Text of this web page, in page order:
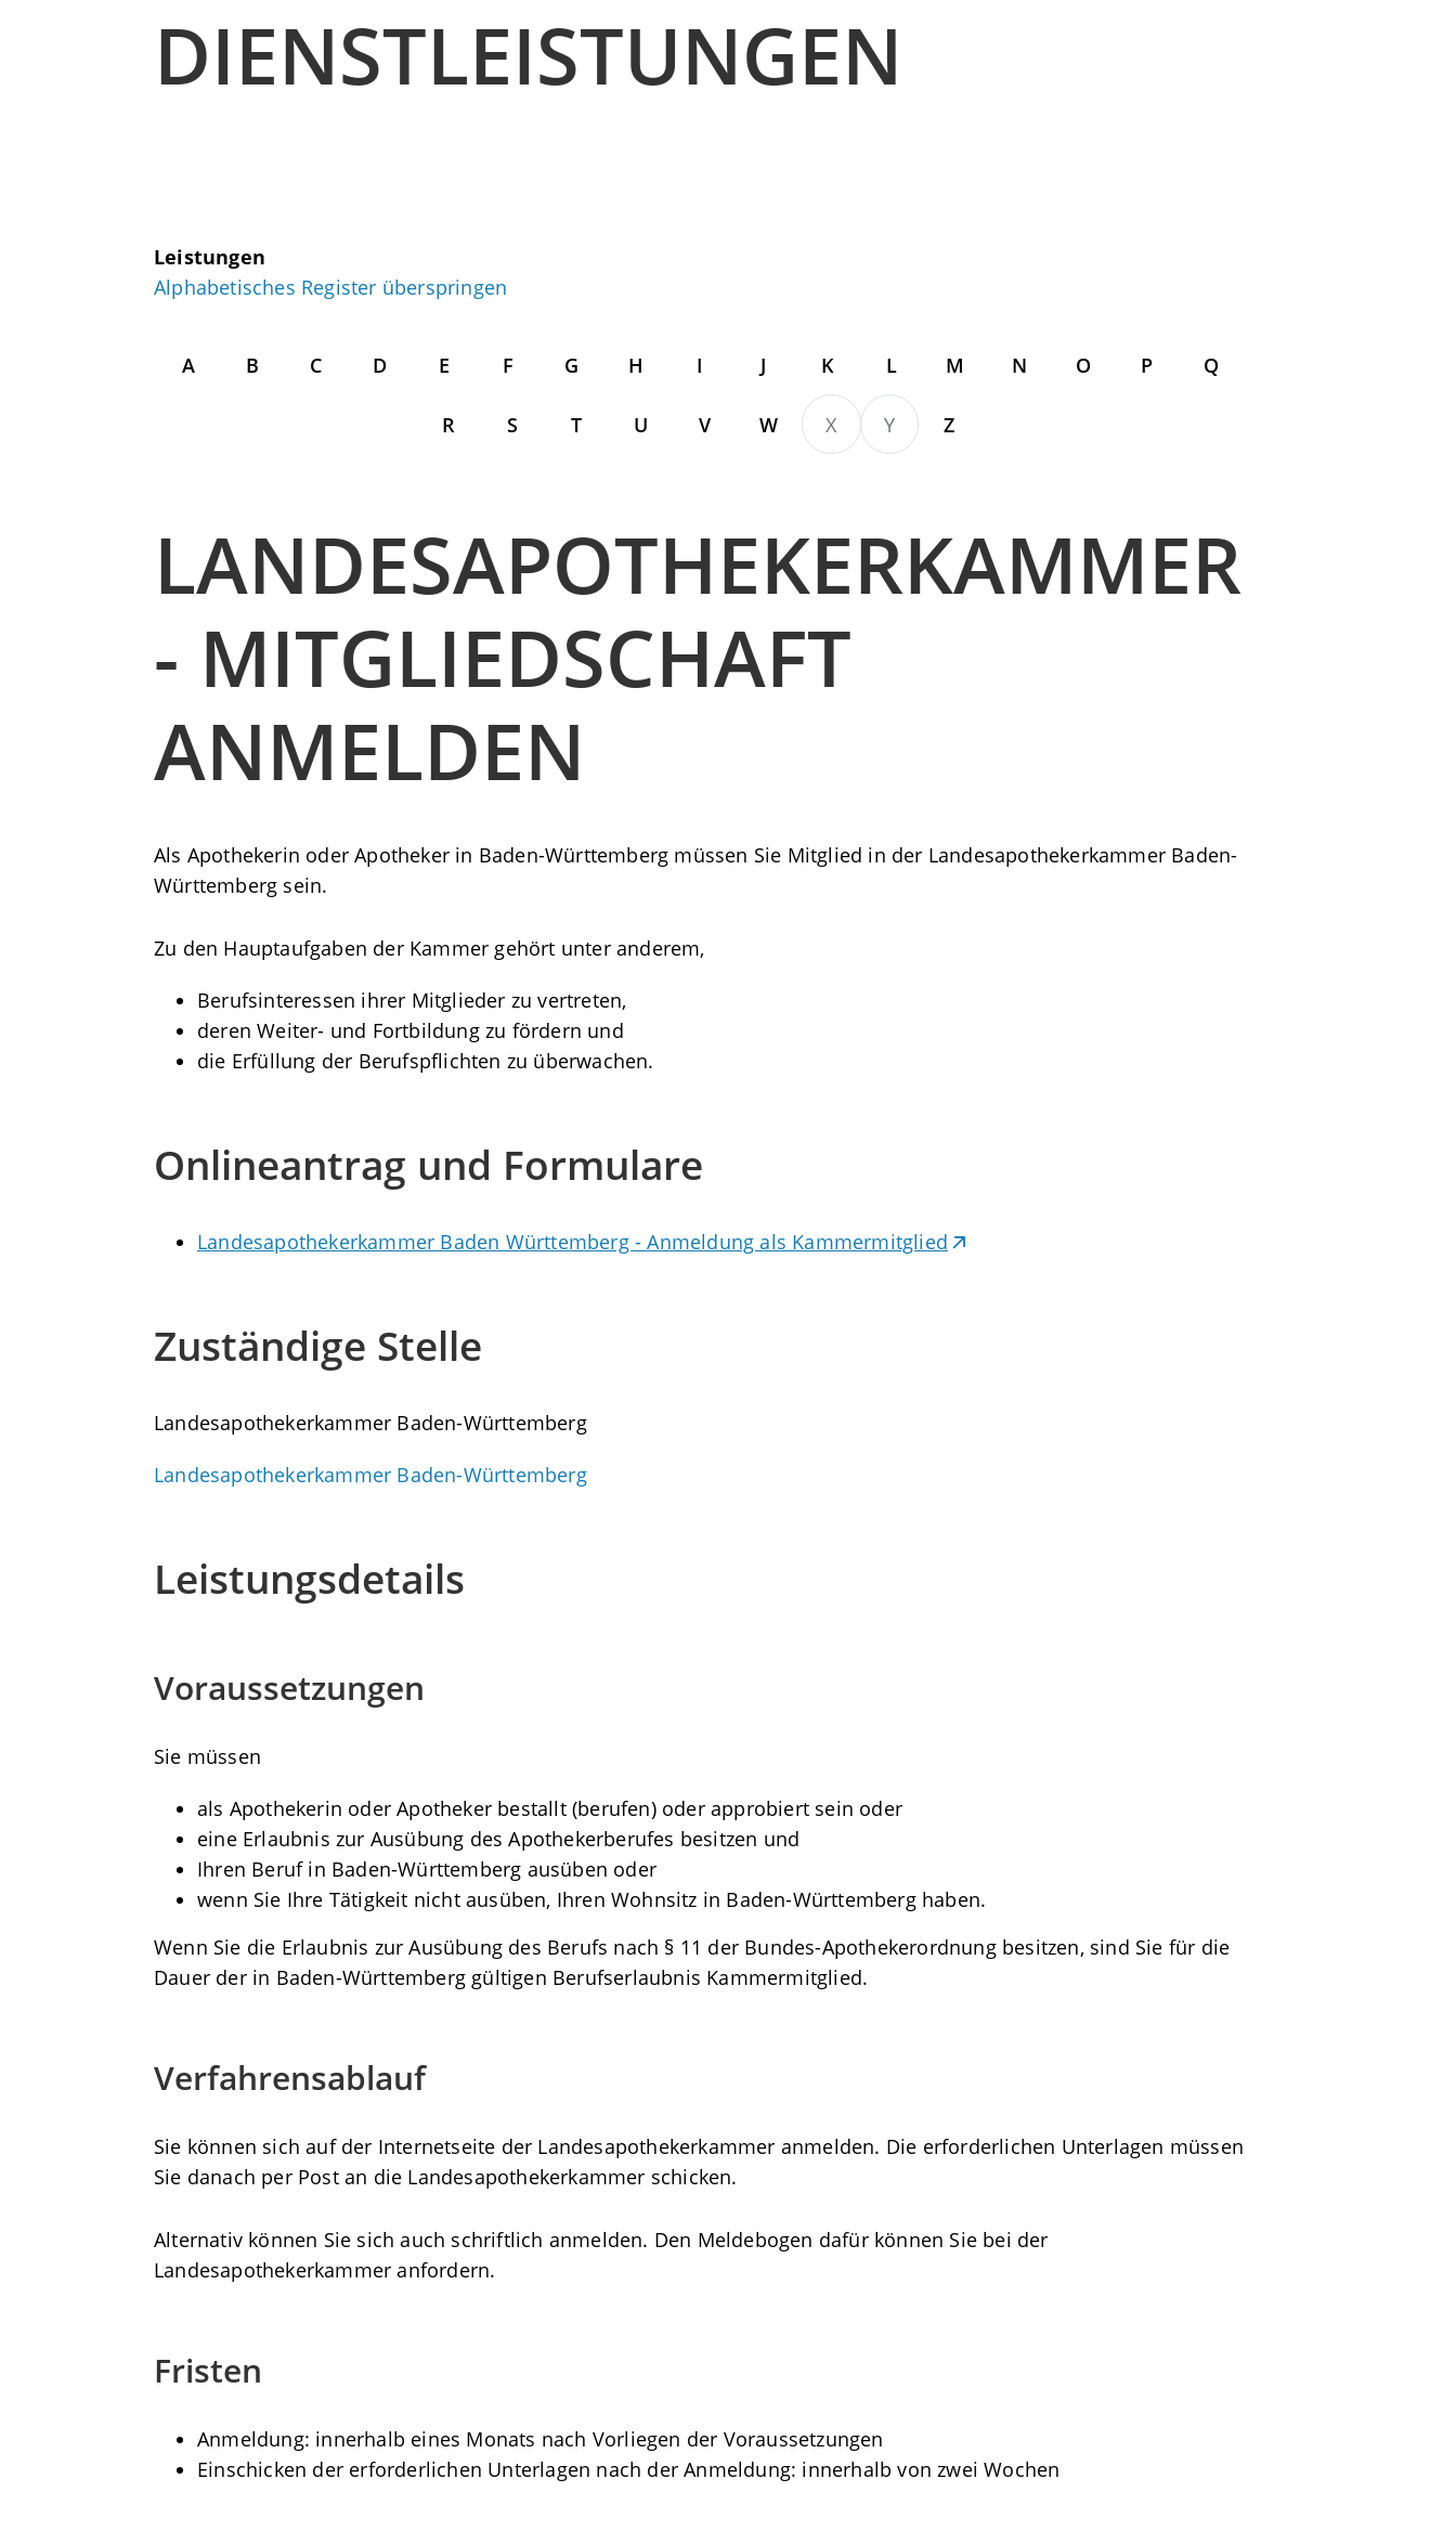
DIENSTLEISTUNGEN
Leistungen
Alphabetisches Register überspringen
A B C D E F G H I J K L M N O P Q
R S T U V W X Y Z
LANDESAPOTHEKERKAMMER
- MITGLIEDSCHAFT
ANMELDEN
Als Apothekerin oder Apotheker in Baden-Württemberg müssen Sie Mitglied in der Landesapothekerkammer Baden-
Württemberg sein.
Zu den Hauptaufgaben der Kammer gehört unter anderem,
Berufsinteressen ihrer Mitglieder zu vertreten,
deren Weiter- und Fortbildung zu fördern und
die Erfüllung der Berufspflichten zu überwachen.
Onlineantrag und Formulare
Landesapothekerkammer Baden Württemberg - Anmeldung als Kammermitglied
Zuständige Stelle
Landesapothekerkammer Baden-Württemberg
Landesapothekerkammer Baden-Württemberg
Leistungsdetails
Voraussetzungen
Sie müssen
als Apothekerin oder Apotheker bestallt (berufen) oder approbiert sein oder
eine Erlaubnis zur Ausübung des Apothekerberufes besitzen und
Ihren Beruf in Baden-Württemberg ausüben oder
wenn Sie Ihre Tätigkeit nicht ausüben, Ihren Wohnsitz in Baden-Württemberg haben.
Wenn Sie die Erlaubnis zur Ausübung des Berufs nach § 11 der Bundes-Apothekerordnung besitzen, sind Sie für die
Dauer der in Baden-Württemberg gültigen Berufserlaubnis Kammermitglied.
Verfahrensablauf
Sie können sich auf der Internetseite der Landesapothekerkammer anmelden. Die erforderlichen Unterlagen müssen
Sie danach per Post an die Landesapothekerkammer schicken.
Alternativ können Sie sich auch schriftlich anmelden. Den Meldebogen dafür können Sie bei der
Landesapothekerkammer anfordern.
Fristen
Anmeldung: innerhalb eines Monats nach Vorliegen der Voraussetzungen
Einschicken der erforderlichen Unterlagen nach der Anmeldung: innerhalb von zwei Wochen